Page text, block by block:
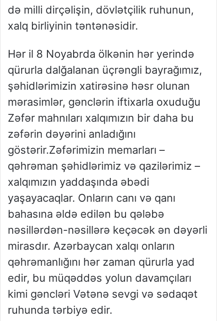
də milli dirçəlişin, dövlətçilik ruhunun,
xalq birliyinin təntənəsidir.
Hər il 8 Noyabrda ölkənin hər yerində
qürurla dalğalanan üçrəngli bayrağımız,
şəhidlərimizin xatirəsinə həsr olunan
mərasimlər, gənclərin iftixarla oxuduğu
Zəfər mahnıları xalqımızın bir daha bu
zəfərin dəyərini anladığını
göstərir.Zəfərimizin memarları –
qəhrəman şəhidlərimiz və qazilərimiz –
xalqımızın yaddaşında əbədi
yaşayacaqlar. Onların canı və qanı
bahasına əldə edilən bu qələbə
nəsillərdən-nəsillərə keçəcək ən dəyərli
mirasdır. Azərbaycan xalqı onların
qəhrəmanlığını hər zaman qürurla yad
edir, bu müqəddəs yolun davamçıları
kimi gəncləri Vətənə sevgi və sədaqət
ruhunda tərbiyə edir.